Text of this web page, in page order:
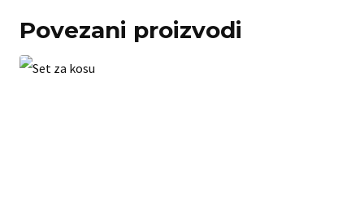
Povezani proizvodi